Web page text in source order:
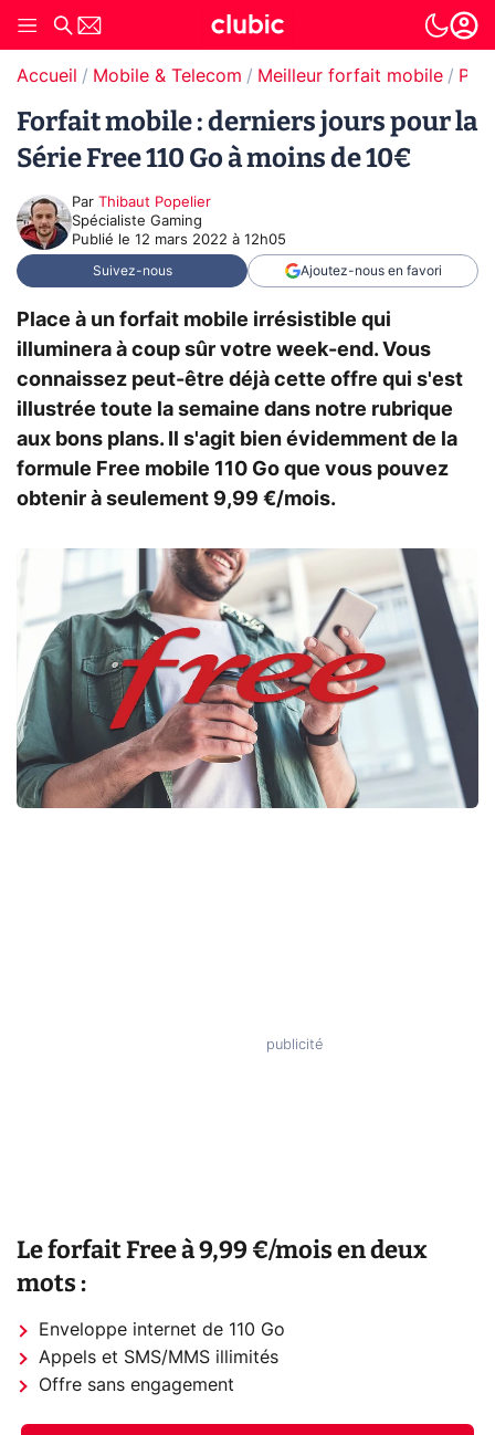
Accueil Mobile & Telecom Meilleur forfait mobile
Forfait mobile : derniers jours pour la
Série Free 110 Go à moins de 10€
Par Thibaut Popelier
Spécialiste Gaming
Publié le 12 mars 2022 à 12h05
Suivez-nous Ajoutez-nous en favori
Place à un forfait mobile irrésistible qui
illuminera à coup sûr votre week-end. Vous
connaissez peut-être déjà cette offre qui s'est
illustrée toute la semaine dans notre rubrique
aux bons plans. Il s'agit bien évidemment de la
formule Free mobile 110 Go que vous pouvez
obtenir à seulement 9,99 €/mois.
Le forfait Free à 9,99 €/mois en deux
mots :
Enveloppe internet de 110 Go
Appels et SMS/MMS illimités
Offre sans engagement